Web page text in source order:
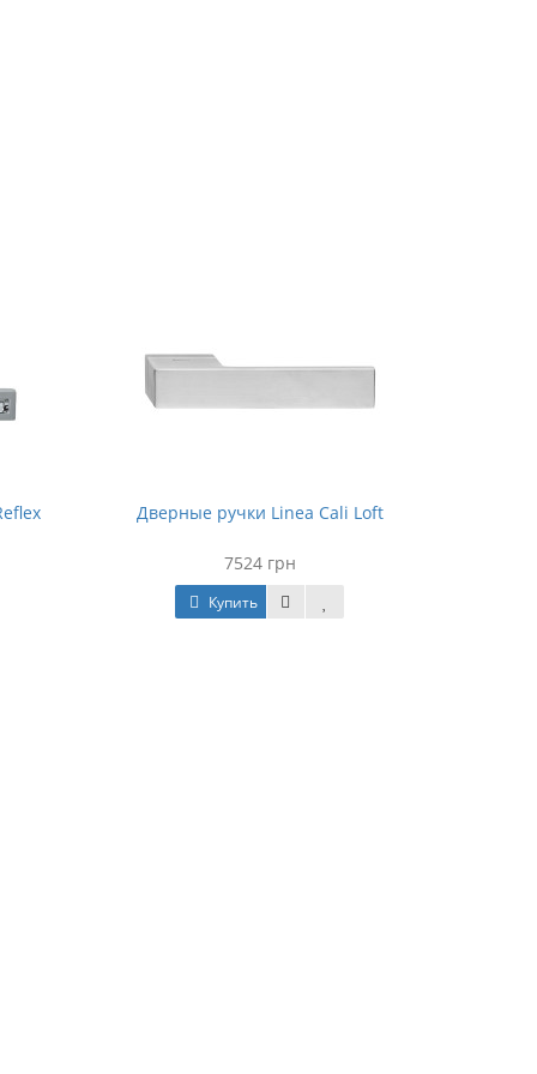
Дверные ручки Linea Cali Loft
7524 грн
Купить